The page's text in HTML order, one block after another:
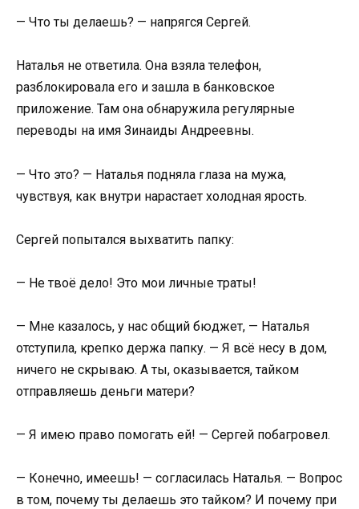
— Что ты делаешь? — напрягся Сергей.
Наталья не ответила. Она взяла телефон,
разблокировала его и зашла в банковское
приложение. Там она обнаружила регулярные
переводы на имя Зинаиды Андреевны.
— Что это? — Наталья подняла глаза на мужа,
чувствуя, как внутри нарастает холодная ярость.
Сергей попытался выхватить папку:
— Не твоё дело! Это мои личные траты!
— Мне казалось, у нас общий бюджет, — Наталья
отступила, крепко держа папку. — Я всё несу в дом,
ничего не скрываю. А ты, оказывается, тайком
отправляешь деньги матери?
— Я имею право помогать ей! — Сергей побагровел.
— Конечно, имеешь! — согласилась Наталья. — Вопрос
в том, почему ты делаешь это тайком? И почему при